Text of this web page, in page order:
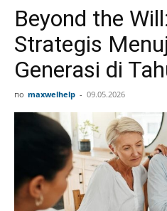
Beyond the
Strategis
Generasi di
по maxwelhelp - 09.05.2026